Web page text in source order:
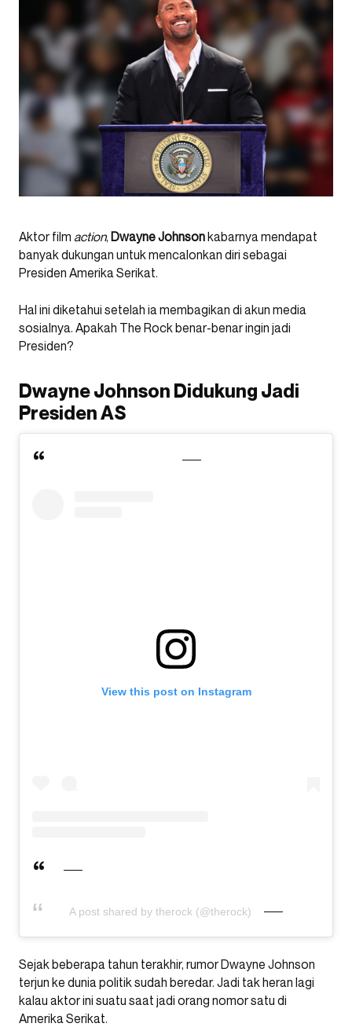
Aktor film action, Dwayne Johnsonkabarnya mendapat
banyak dukungan untuk mencalonkan diri sebagai
Presiden Amerika Serikat.
Hal ini diketahui setelah ia membagikan di akun media
sosialnya. Apakah The Rock benar-benar ingin jadi
Presiden?
Dwayne Johnson Didukung Jadi
Presiden AS
View this post on Instagram
A post shared by therock (@therock)
Sejak beberapa tahun terakhir, rumor Dwayne Johnson
terjun ke dunia politik sudah beredar. Jadi tak heran lagi
kalau aktor ini suatu saat jadi orang nomor satu di
Amerika Serikat.